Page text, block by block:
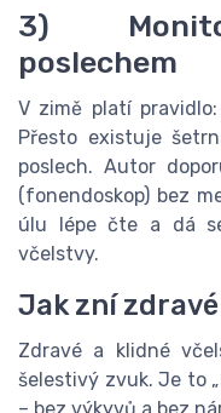
3)
poslechem
V zimě platí
Přesto existuje
poslech. Autor
(fonendoskop) bez
úlu lépe čte a dá
včelstvy.
Jak zní
Zdravé a klidné
šelestivý zvuk. Je to